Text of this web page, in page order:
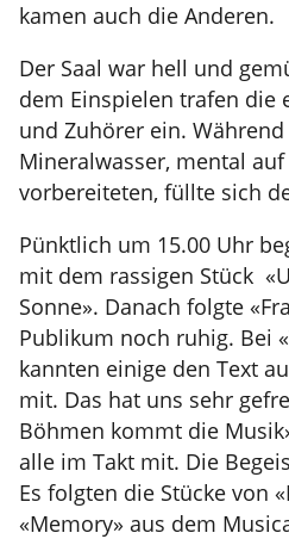
kamen auch die Anderen.
Der Saal war hell und
dem Einspielen trafen die
und Zuhörer ein.
Mineralwasser, mental
vorbereiteten, füllte sich
Pünktlich um 15.00 Uhr
mit dem rassigen Stück
Sonne». Danach folgte
Publikum noch ruhig. Bei
kannten einige den Text
mit. Das hat uns sehr
Böhmen kommt die
alle im Takt mit. Die
Es folgten die Stücke von
«Memory» aus dem